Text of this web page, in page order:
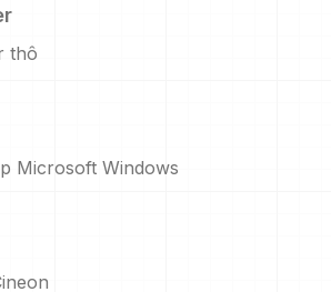
thô
Microsoft Windows